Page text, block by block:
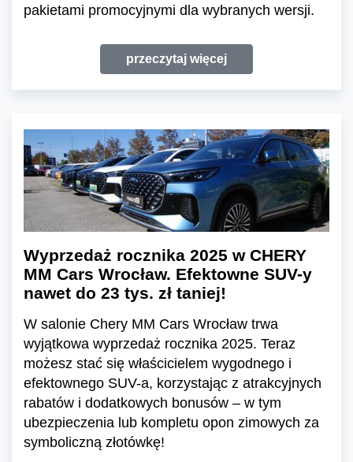
pakietami promocyjnymi dla wybranych wersji.
przeczytaj więcej
Wyprzedaż rocznika 2025 w CHERY
MM Cars Wrocław. Efektowne SUV-y
nawet do 23 tys. zł taniej!
W salonie Chery MM Cars Wrocław trwa
wyjątkowa wyprzedaż rocznika 2025. Teraz
możesz stać się właścicielem wygodnego i
efektownego SUV-a, korzystając z atrakcyjnych
rabatów i dodatkowych bonusów – w tym
ubezpieczenia lub kompletu opon zimowych za
symboliczną złotówkę!